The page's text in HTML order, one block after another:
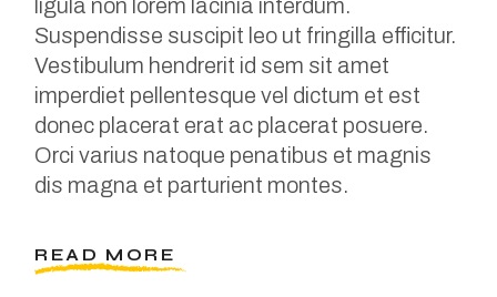
ligula non lorem lacinia interdum.
Suspendisse suscipit leo ut fringilla efficitur.
Vestibulum hendrerit id sem sit amet
imperdiet pellentesque vel dictum et est
donec placerat erat ac placerat posuere.
Orci varius natoque penatibus et magnis
dis magna et parturient montes.
READ MORE